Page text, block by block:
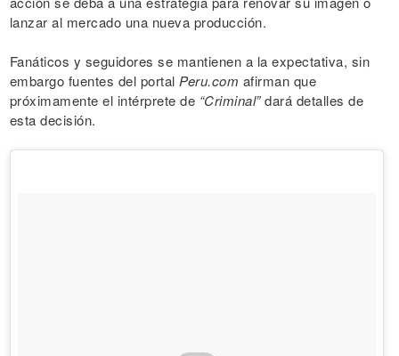
lanzar al mercado una nueva producción.
Fanáticos y seguidores se mantienen a la expectativa, sin
embargo fuentes del portal Peru.com afirman que
próximamente el intérprete de “Criminal”dará detalles de
esta decisión.